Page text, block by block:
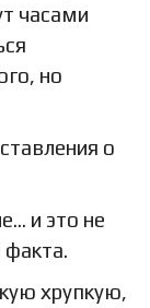
часами
но
о
и это не
факта.
хрупкую,